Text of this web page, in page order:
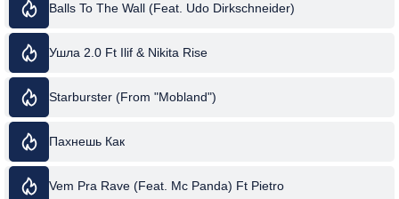
Balls To The Wall (Feat. Udo Dirkschneider)
Ушла 2.0 Ft Ilif & Nikita Rise
Starburster (From "Mobland")
Пахнешь Как
Vem Pra Rave (Feat. Mc Panda) Ft Pietro